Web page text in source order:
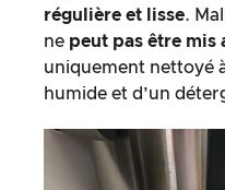
régulière et lisse.
ne peut pas être mis
uniquement nettoyé
humide et d’un